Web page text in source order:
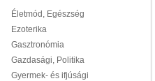
Életmód, Egészség
Ezoterika
Gasztronómia
Gazdasági, Politika
Gyermek- és ifjúsági